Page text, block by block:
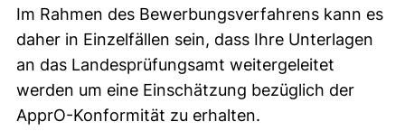
Im Rahmen des Bewerbungsverfahrens kann es
daher in Einzelfällen sein, dass Ihre Unterlagen
an das Landesprüfungsamt weitergeleitet
werden um eine Einschätzung bezüglich der
ApprO-Konformität zu erhalten.